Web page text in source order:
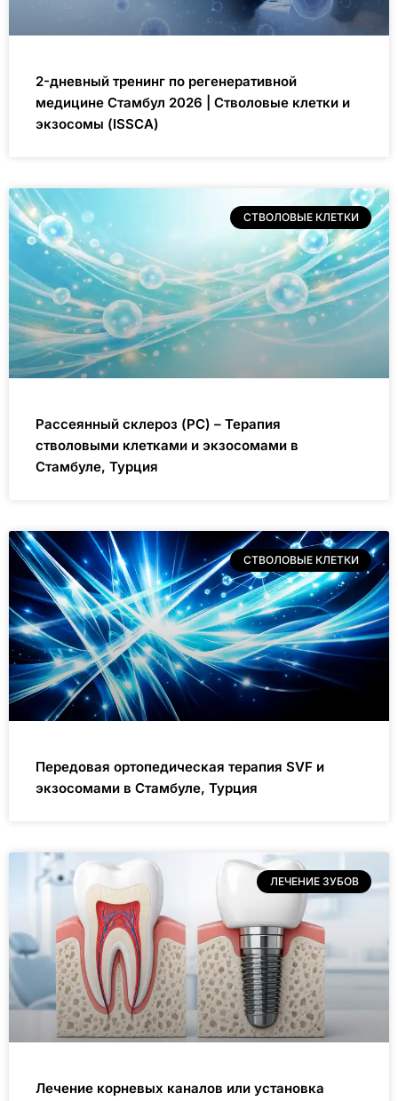
2-дневный тренинг по регенеративной
медицине Стамбул 2026 | Стволовые клетки и
экзосомы (ISSCA)
СТВОЛОВЫЕ КЛЕТКИ
Рассеянный склероз (РС) – Терапия
стволовыми клетками и экзосомами в
Стамбуле, Турция
СТВОЛОВЫЕ КЛЕТКИ
Передовая ортопедическая терапия SVF и
экзосомами в Стамбуле, Турция
ЛЕЧЕНИЕ ЗУБОВ
Лечение корневых каналов или установка